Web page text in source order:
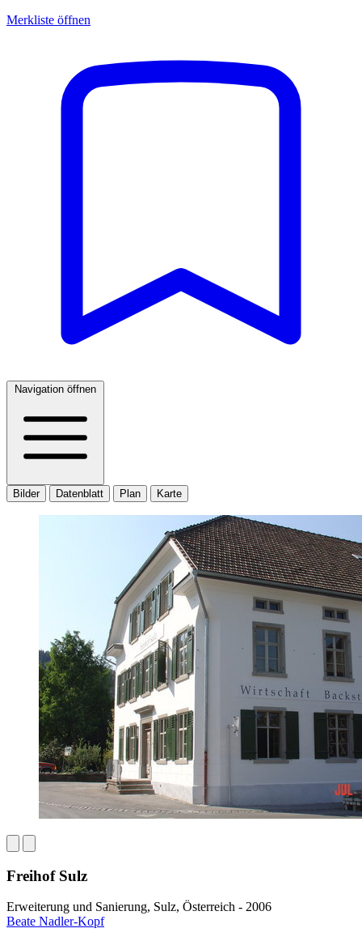
Merkliste öffnen
Navigation öffnen
Bilder Datenblatt Plan Karte
Freihof Sulz
Erweiterung und Sanierung, Sulz, Österreich - 2006
Beate Nadler-Kopf